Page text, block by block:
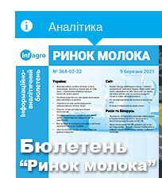
Аналітика